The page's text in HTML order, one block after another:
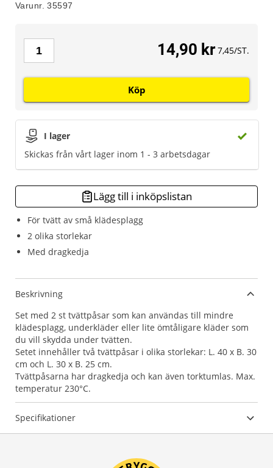
Varunr. 35597
För tvätt av små klädesplagg
2 olika storlekar
Med dragkedja
I lager
Skickas från vårt lager inom 1 - 3 arbetsdagar
14,90 kr 7,45/ST.
Köp
Lägg till i inköpslistan
Beskrivning
Set med 2 st tvättpåsar som kan användas till mindre
klädesplagg, underkläder eller lite ömtåligare kläder som
du vill skydda under tvätten.
Setet innehåller två tvättpåsar i olika storlekar: L. 40 x B. 30
cm och L. 30 x B. 25 cm.
Tvättpåsarna har dragkedja och kan även torktumlas. Max.
temperatur 230°C.
Specifikationer